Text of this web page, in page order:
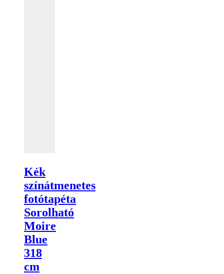
Kék
színátmenetes
fotótapéta
Sorolható
Moire
Blue
318
cm